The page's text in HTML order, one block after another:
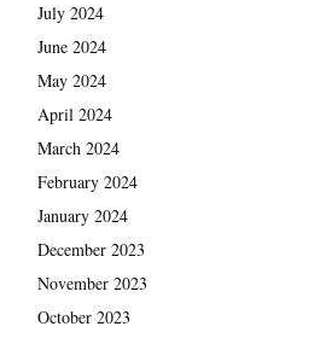
July 2024
June 2024
May 2024
April 2024
March 2024
February 2024
January 2024
December 2023
November 2023
October 2023